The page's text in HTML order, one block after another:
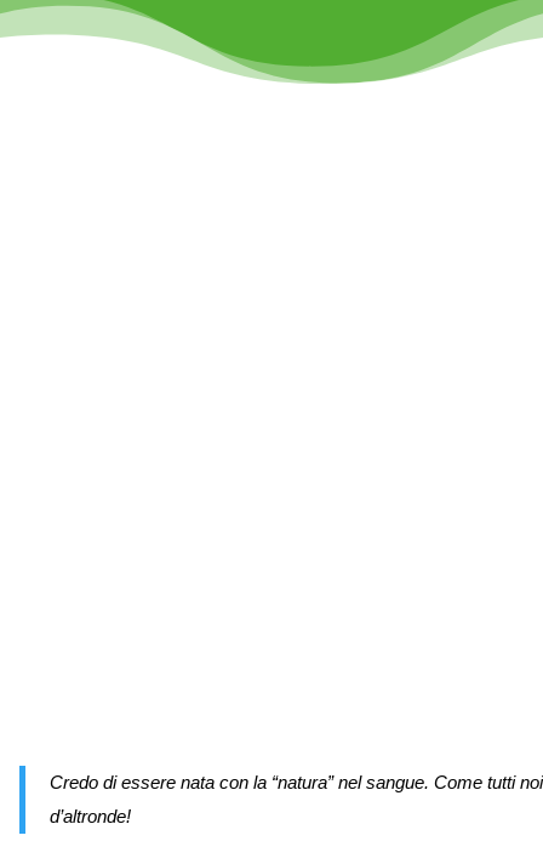
Credo di essere nata con la “natura” nel sangue. Come tutti
d’altronde!